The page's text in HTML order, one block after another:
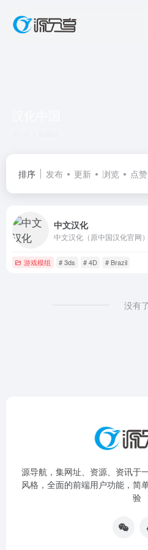
排序 发布 更新 浏览 点赞
中文汉化
游戏模组 # 3ds # 4D # Brazil
没有了
源导航，集网址、资源、资讯于
风格，全面的前端用户功能，简
验